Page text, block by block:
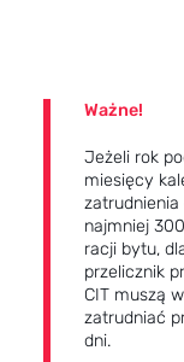
Ważne!
Jeżeli rok
miesięcy
najmniej
racji bytu,
przelicznik
CIT muszą
zatrudniać
dni.